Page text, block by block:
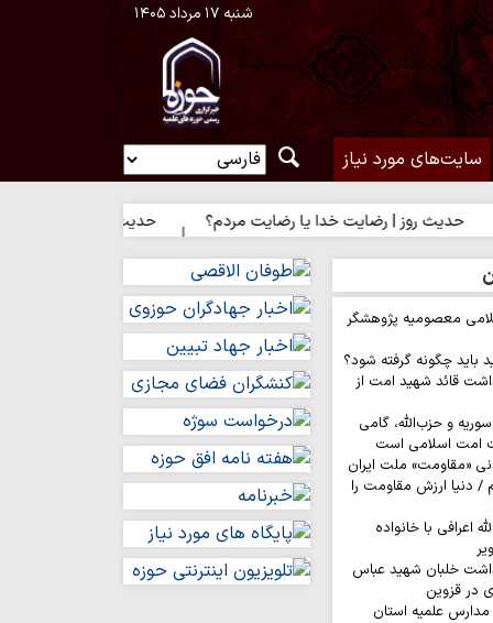
شنبه ۱۷ مرداد ۱۴۰۵
سایت‌های مورد نیاز
رضایت خدا یا رضایت مردم؟ حدیث روز | راه نزدیک شدن به محبت
معصومیه پژوهشگر
باید چگونه گرفته شود؟
قائد شهید امت از
و حزب‌الله، گامی
امت اسلامی است
«مقاومت» ملت ایران
دنیا ارزش مقاومت را
اعرافی با خانواده
خلبان شهید عباس
در قزوین
علمیه استان